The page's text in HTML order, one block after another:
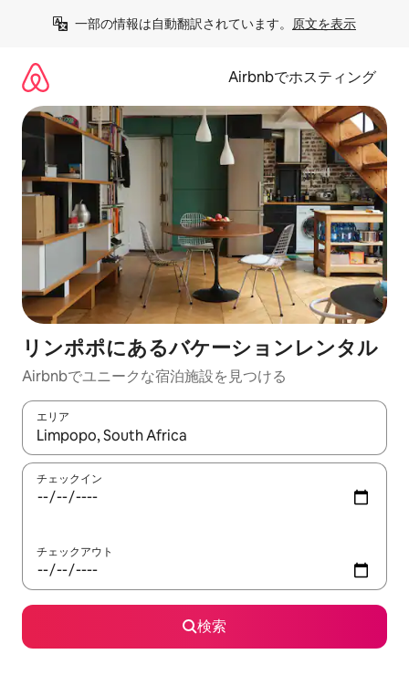
一部の情報は自動翻訳されています。 原文を表示
Airbnbでホスティング
リンポポにあるバケーションレンタル
Airbnbでユニークな宿泊施設を見つける
エリア
検索結果が表示されたら、上下の矢印キーを使って移動するか
チェックイン
チェックアウト
検索